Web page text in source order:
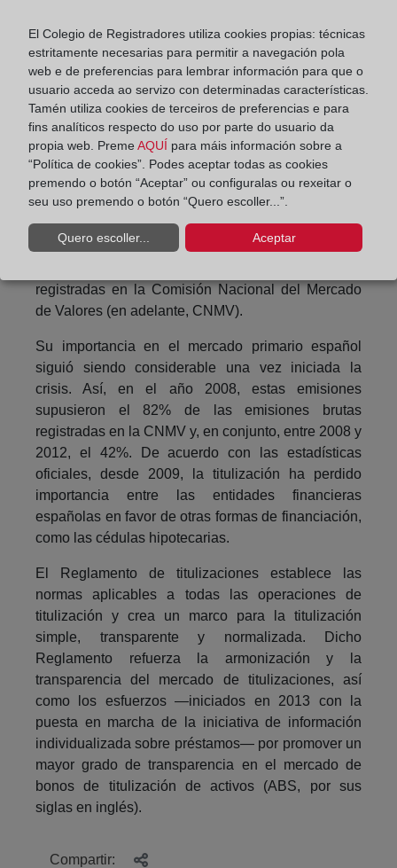
derecho de obligaciones, como un fondo común
gestionado por una sociedad de gestión; el derecho
fiduciario; el derecho de sociedades, como una
sociedad anónima o de responsabilidad limitada.
La titulización alcanzó una considerable
importancia como instrumento de financiación
durante los años previos a la crisis a nivel global.
España no fue una excepción. En 2006, las
emisiones de titulización supusieron el 49% de las
emisiones de renta fija a largo plazo realizadas por
registradas en la Comisión Nacional del Mercado
de Valores (en adelante, CNMV).
Su importancia en el mercado primario español
siguió siendo considerable una vez iniciada la
crisis. Así, en el año 2008, estas emisiones
supusieron el 82% de las emisiones brutas
registradas en la CNMV y, en conjunto, entre 2008 y
2012, el 42%. De acuerdo con las estadísticas
oficiales, desde 2009, la titulización ha perdido
importancia entre las entidades financieras
españolas en favor de otras formas de financiación,
como las cédulas hipotecarias.
El Reglamento de titulizaciones establece las
normas aplicables a todas las operaciones de
titulización y crea un marco para la titulización
simple, transparente y normalizada. Dicho
Reglamento refuerza la armonización y la
transparencia del mercado de titulizaciones, así
como los esfuerzos —iniciados en 2013 con la
puesta en marcha de la iniciativa de información
individualizada sobre préstamos— por promover un
mayor grado de transparencia en el mercado de
bonos de titulización de activos (ABS, por sus
siglas en inglés).
Compartir:
El Colegio de Registradores utiliza cookies propias: técnicas
estritamente necesarias para permitir a navegación pola
web e de preferencias para lembrar información para que o
usuario acceda ao servizo con determinadas características.
Tamén utiliza cookies de terceiros de preferencias e para
fins analíticos respecto do uso por parte do usuario da
propia web. Preme AQUÍ para máis información sobre a
“Política de cookies”. Podes aceptar todas as cookies
premendo o botón “Aceptar” ou configuralas ou rexeitar o
seu uso premendo o botón “Quero escoller...”.
Quero escoller... Aceptar